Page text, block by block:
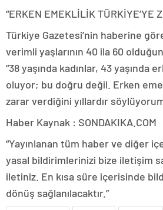
“ERKEN EMEKLİLİK TÜRKİYE’YE
Türkiye Gazetesi’nin haberine
verimli yaşlarının 40 ila 60
“38 yaşında kadınlar, 43 yaşında
oluyor; bu doğru değil. Erken
zarar verdiğini yıllardır
Haber Kaynak : SONDAKIKA.COM
“Yayınlanan tüm haber ve diğer
yasal bildirimlerinizi bize iletişim
iletiniz. En kısa süre içerisinde
dönüş sağlanılacaktır.”